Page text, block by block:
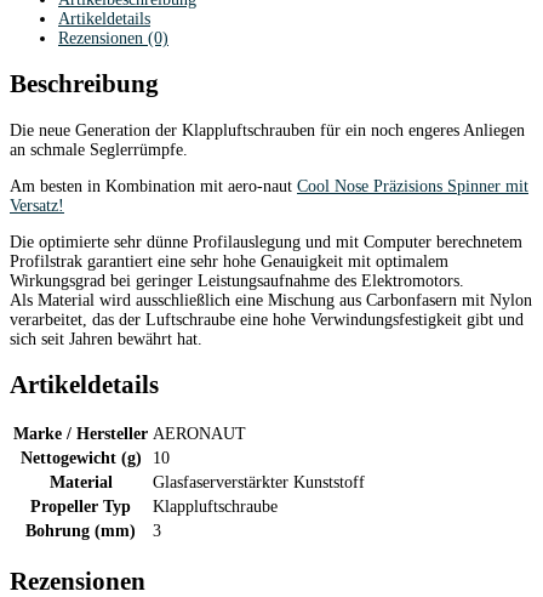
Artikeldetails
Rezensionen (0)
Beschreibung
Die neue Generation der Klappluftschrauben für ein noch engeres Anliegen
an schmale Seglerrümpfe.
Am besten in Kombination mit aero-naut Cool Nose Präzisions Spinner mit
Versatz!
Die optimierte sehr dünne Profilauslegung und mit Computer berechnetem
Profilstrak garantiert eine sehr hohe Genauigkeit mit optimalem
Wirkungsgrad bei geringer Leistungsaufnahme des Elektromotors.
Als Material wird ausschließlich eine Mischung aus Carbonfasern mit Nylon
verarbeitet, das der Luftschraube eine hohe Verwindungsfestigkeit gibt und
sich seit Jahren bewährt hat.
Artikeldetails
Marke / Hersteller AERONAUT
Nettogewicht (g)
10
Material
Glasfaserverstärkter Kunststoff
Propeller Typ
Klappluftschraube
Bohrung (mm)
3
Rezensionen